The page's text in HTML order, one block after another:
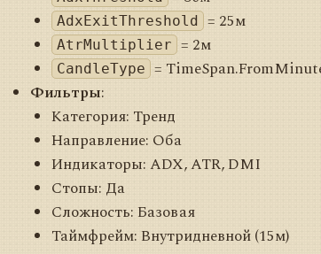
AdxExitThreshold = 25м
AtrMultiplier = 2м
CandleType =
Фильтры:
Категория: Тренд
Направление: Оба
Индикаторы: ADX, ATR, DMI
Стопы: Да
Сложность: Базовая
Таймфрейм: Внутридневной (15м)